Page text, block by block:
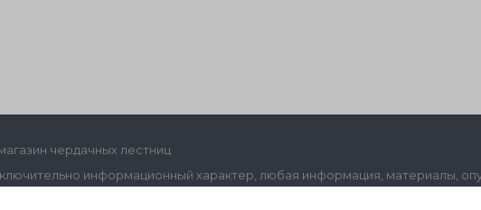
чердачных лестниц
информационный характер, любая информация, материалы,
статьи 437 ГК РФ.